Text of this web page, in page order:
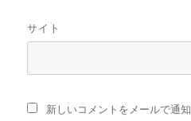
サイト
新しいコメントをメールで通知